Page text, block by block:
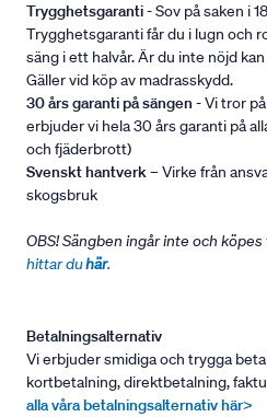
Trygghetsgaranti- Sov på saken i
Trygghetsgaranti får du i lugn och
säng i ett halvår. Är du inte nöjd
Gäller vid köp av madrasskydd.
30 års garanti på sängen - Vi tror
erbjuder vi hela 30 års garanti på
och fjäderbrott)
Svenskt hantverk– Virke från
skogsbruk
OBS! Sängben ingår inte och köpes
hittar duhär.
Betalningsalternativ
Vi erbjuder smidiga och trygga
kortbetalning, direktbetalning,
alla våra betalningsalternativ här>